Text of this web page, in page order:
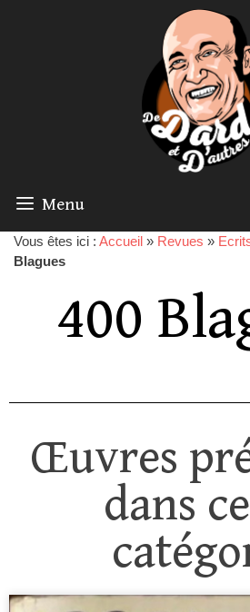
Menu
Vous êtes ici : Accueil » Revues »
Blagues
400
Œuvres
dans